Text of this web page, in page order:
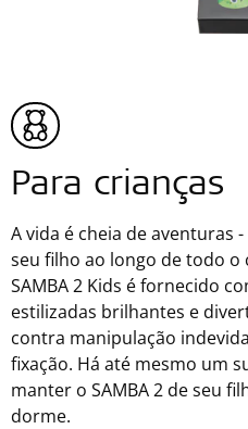
Para crianças
A vida é cheia de aventuras
seu filho ao longo de todo o
SAMBA 2 Kids é fornecido
estilizadas brilhantes e
contra manipulação
fixação. Há até mesmo um
manter o SAMBA 2 de seu
dorme.